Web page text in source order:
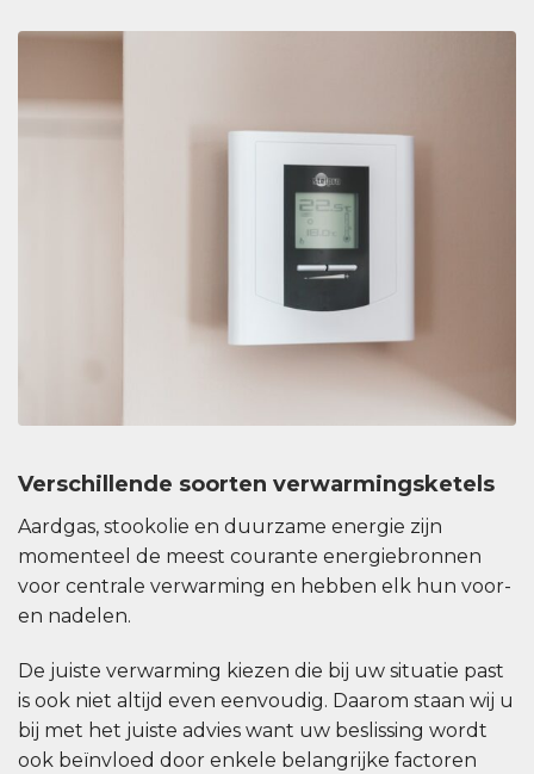
Verschillende soorten verwarmingsketels
Aardgas, stookolie en duurzame energie zijn
momenteel de meest courante energiebronnen
voor centrale verwarming en hebben elk hun voor-
en nadelen.
De juiste verwarming kiezen die bij uw situatie past
is ook niet altijd even eenvoudig. Daarom staan wij u
bij met het juiste advies want uw beslissing wordt
ook beïnvloed door enkele belangrijke factoren